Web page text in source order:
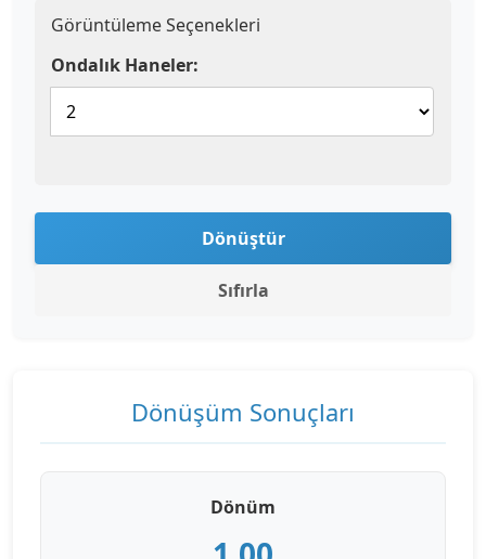
Görüntüleme Seçenekleri
Ondalık Haneler:
Dönüştür
Sıfırla
Dönüşüm Sonuçları
Dönüm